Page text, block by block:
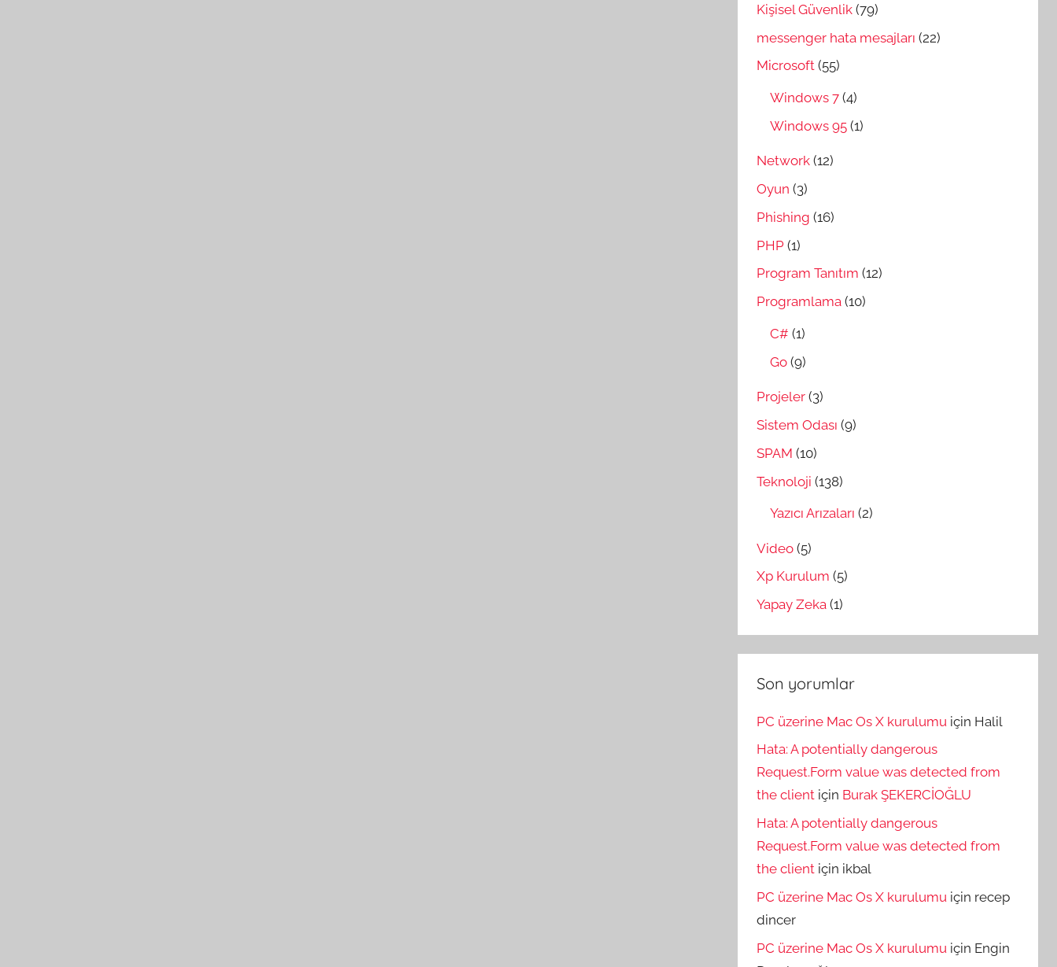
Kişisel Güvenlik (79)
messenger hata mesajları (22)
Microsoft (55)
Windows 7 (4)
Windows 95 (1)
Network (12)
Oyun (3)
Phishing (16)
PHP (1)
Program Tanıtım (12)
Programlama (10)
C# (1)
Go (9)
Projeler (3)
Sistem Odası (9)
SPAM (10)
Teknoloji (138)
Yazıcı Arızaları (2)
Video (5)
Xp Kurulum (5)
Yapay Zeka (1)
Son yorumlar
PC üzerine Mac Os X kurulumu için Halil
Hata: A potentially dangerous
Request.Form value was detected from
the client için Burak ŞEKERCİOĞLU
Hata: A potentially dangerous
Request.Form value was detected from
the client için ikbal
PC üzerine Mac Os X kurulumu için recep
dincer
PC üzerine Mac Os X kurulumu için Engin